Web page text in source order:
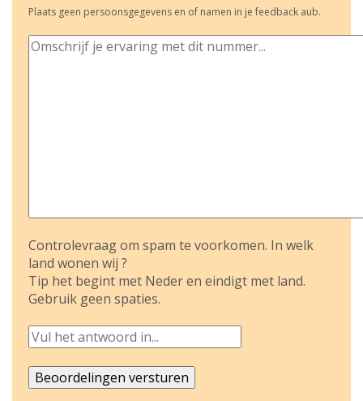
Plaats geen persoonsgegevens en of namen in je feedback aub.
Controlevraag om spam te voorkomen. In welk
land wonen wij ?
Tip het begint met Neder en eindigt met land.
Gebruik geen spaties.